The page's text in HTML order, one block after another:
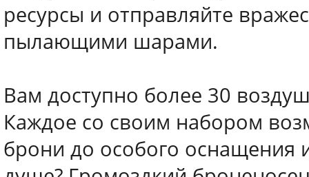
ресурсы и отправляйте
пылающими шарами.
Вам доступно более 30
Каждое со своим набором
брони до особого оснащения